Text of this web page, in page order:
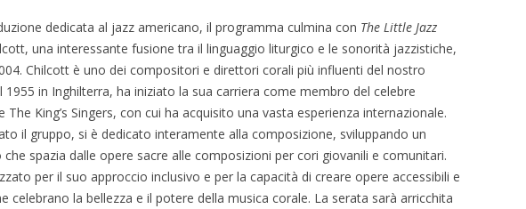
dedicata al jazz americano, il programma culmina con The Little Jazz
una interessante fusione tra il linguaggio liturgico e le sonorità jazzistiche,
Chilcott è uno dei compositori e direttori corali più influenti del nostro
in Inghilterra, ha iniziato la sua carriera come membro del celebre
The King’s Singers, con cui ha acquisito una vasta esperienza internazionale.
il gruppo, si è dedicato interamente alla composizione, sviluppando un
spazia dalle opere sacre alle composizioni per cori giovanili e comunitari.
per il suo approccio inclusivo e per la capacità di creare opere accessibili e
celebrano la bellezza e il potere della musica corale. La serata sarà arricchita